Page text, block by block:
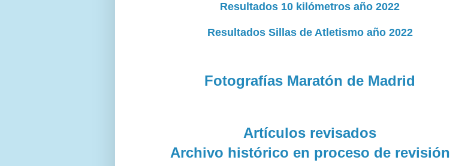
Resultados 10 kilómetros año 2022
Resultados Sillas de Atletismo año 2022
Fotografías Maratón de Madrid
Artículos revisados
Archivo histórico en proceso de revisión